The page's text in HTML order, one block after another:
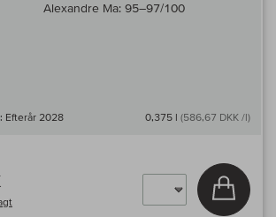
Alexandre Ma: 95–97/100
Efterår 2028 0,375 l (586,67 DKK /l)
Læg i